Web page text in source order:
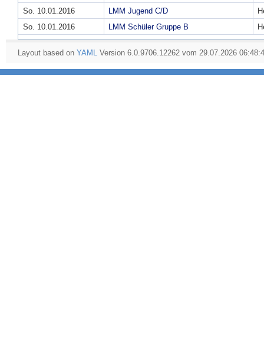
So. 10.01.2016
LMM Jugend C/D
So. 10.01.2016
LMM Schüler Gruppe B
Layout based on YAML Version 6.0.9706.12262 vom 29.07.2026